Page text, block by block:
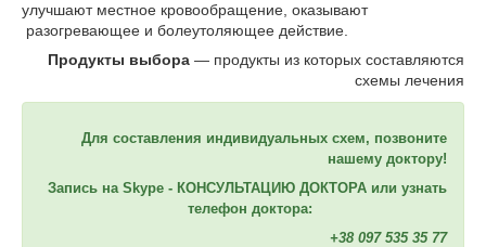
улучшают местное кровообращение, оказывают
разогревающее и болеутоляющее действие.
Продукты выбора ― продукты из которых составляются
схемы лечения
Для составления индивидуальных схем, позвоните
нашему доктору!
Запись на Skype - КОНСУЛЬТАЦИЮ ДОКТОРА или узнать
телефон доктора:
+38 097 535 35 77